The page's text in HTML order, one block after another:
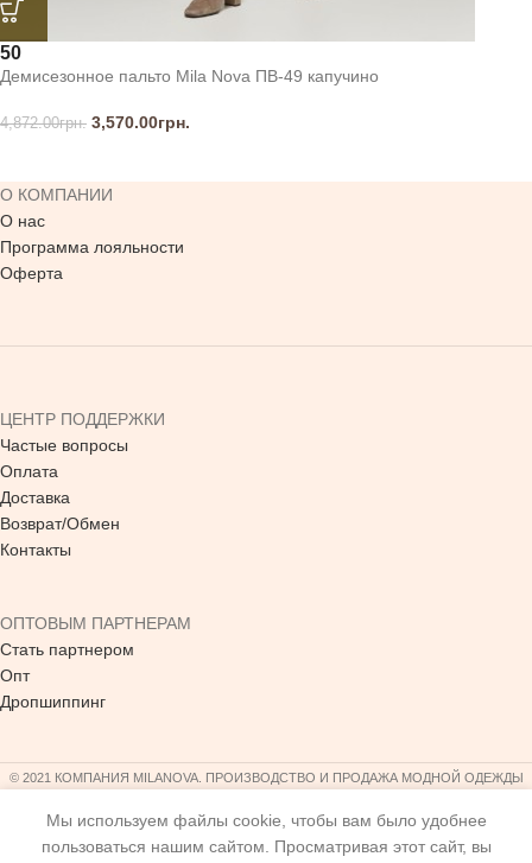
50
Демисезонное пальто Mila Nova ПВ-49 капучино
4,872.00грн. 3,570.00грн.
О КОМПАНИИ
О нас
Программа лояльности
Оферта
ЦЕНТР ПОДДЕРЖКИ
Частые вопросы
Оплата
Доставка
Возврат/Обмен
Контакты
ОПТОВЫМ ПАРТНЕРАМ
Стать партнером
Опт
Дропшиппинг
© 2021 КОМПАНИЯ MILANOVA. ПРОИЗВОДСТВО И ПРОДАЖА МОДНОЙ ОДЕЖДЫ
Мы используем файлы cookie, чтобы вам было удобнее
пользоваться нашим сайтом. Просматривая этот сайт, вы
Зимнее пальто Mila 4,074.00грн. ВЫБРАТЬ